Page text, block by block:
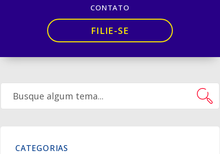
CONTATO
FILIE-SE
INÍCIO DA SEMANA MARCOU ATIVIDADES EM
CATEGORIAS